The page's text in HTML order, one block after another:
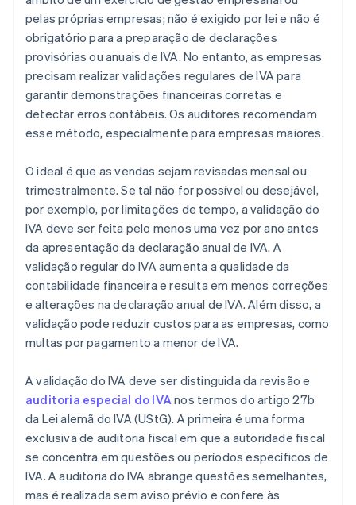
pelas próprias empresas; não é exigido por lei e não é
obrigatório para a preparação de declarações
provisórias ou anuais de IVA. No entanto, as empresas
precisam realizar validações regulares de IVA para
garantir demonstrações financeiras corretas e
detectar erros contábeis. Os auditores recomendam
esse método, especialmente para empresas maiores.
O ideal é que as vendas sejam revisadas mensal ou
trimestralmente. Se tal não for possível ou desejável,
por exemplo, por limitações de tempo, a validação do
IVA deve ser feita pelo menos uma vez por ano antes
da apresentação da declaração anual de IVA. A
validação regular do IVA aumenta a qualidade da
contabilidade financeira e resulta em menos correções
e alterações na declaração anual de IVA. Além disso, a
validação pode reduzir custos para as empresas, como
multas por pagamento a menor de IVA.
A validação do IVA deve ser distinguida da revisão e
auditoria especial do IVAnos termos do artigo 27b
da Lei alemã do IVA (UStG). A primeira é uma forma
exclusiva de auditoria fiscal em que a autoridade fiscal
se concentra em questões ou períodos específicos de
IVA. A auditoria do IVA abrange questões semelhantes,
mas é realizada sem aviso prévio e confere às